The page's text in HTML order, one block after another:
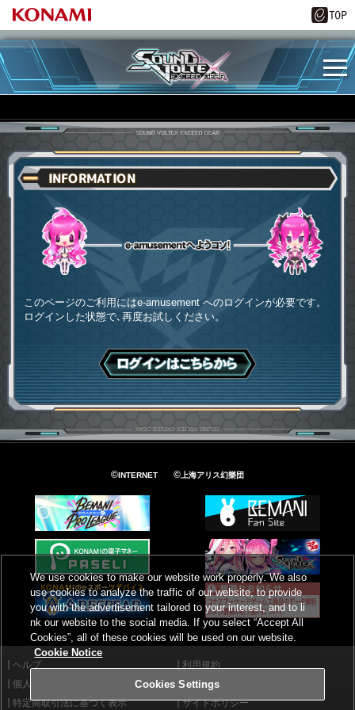
INFORMATION
このページのご利用にはe-amusement へのログインが必要です。
ログインした状態で､再度お試しください。
ログインはこちら
©INTERNET ©上海アリス幻樂団
ヘルプ
利用規約
個人情報等保護方針
外部送信について
特定商取引法に基づく表示
サイトポリシー
We use cookies to make our website work properly. We also
use cookies to analyze the traffic of our website, to provide
you with the advertisement tailored to your interest, and to li
nk our website to the social media. If you select “Accept All
Cookies”, all of these cookies will be used on our website.
Cookie Notice
Cookies Settings